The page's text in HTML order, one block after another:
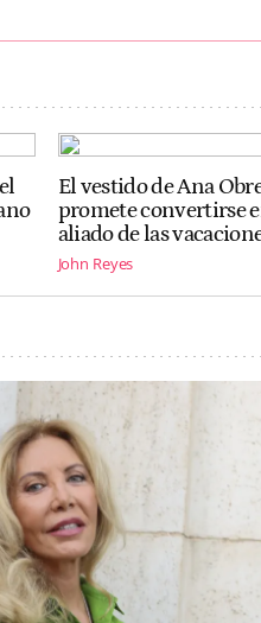
El vestido de Ana
promete convertirse
aliado de las
John Reyes